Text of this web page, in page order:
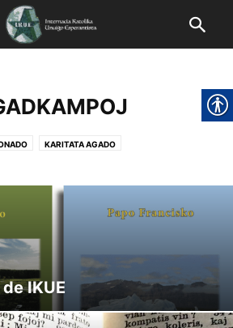
KARITATA AGADO
IKUE